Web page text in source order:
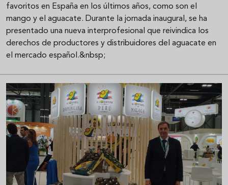
favoritos en España en los últimos años, como son el
mango y el aguacate. Durante la jornada inaugural, se ha
presentado una nueva interprofesional que reivindica los
derechos de productores y distribuidores del aguacate en
el mercado español.&nbsp;